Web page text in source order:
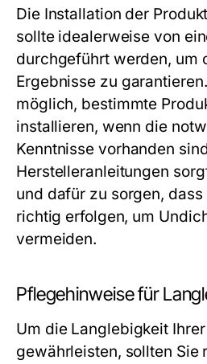
Die Installation der
sollte idealerweise von
durchgeführt werden, um
Ergebnisse zu
möglich, bestimmte
installieren, wenn die
Kenntnisse vorhanden
Herstelleranleitungen
und dafür zu sorgen,
richtig erfolgen, um
vermeiden.
Pflegehinweise für
Um die Langlebigkeit
gewährleisten, sollten Sie